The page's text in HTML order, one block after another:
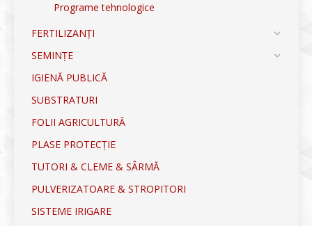
Programe tehnologice
FERTILIZANȚI
SEMINȚE
IGIENĂ PUBLICĂ
SUBSTRATURI
FOLII AGRICULTURĂ
PLASE PROTECȚIE
TUTORI & CLEME & SÂRMĂ
PULVERIZATOARE & STROPITORI
SISTEME IRIGARE